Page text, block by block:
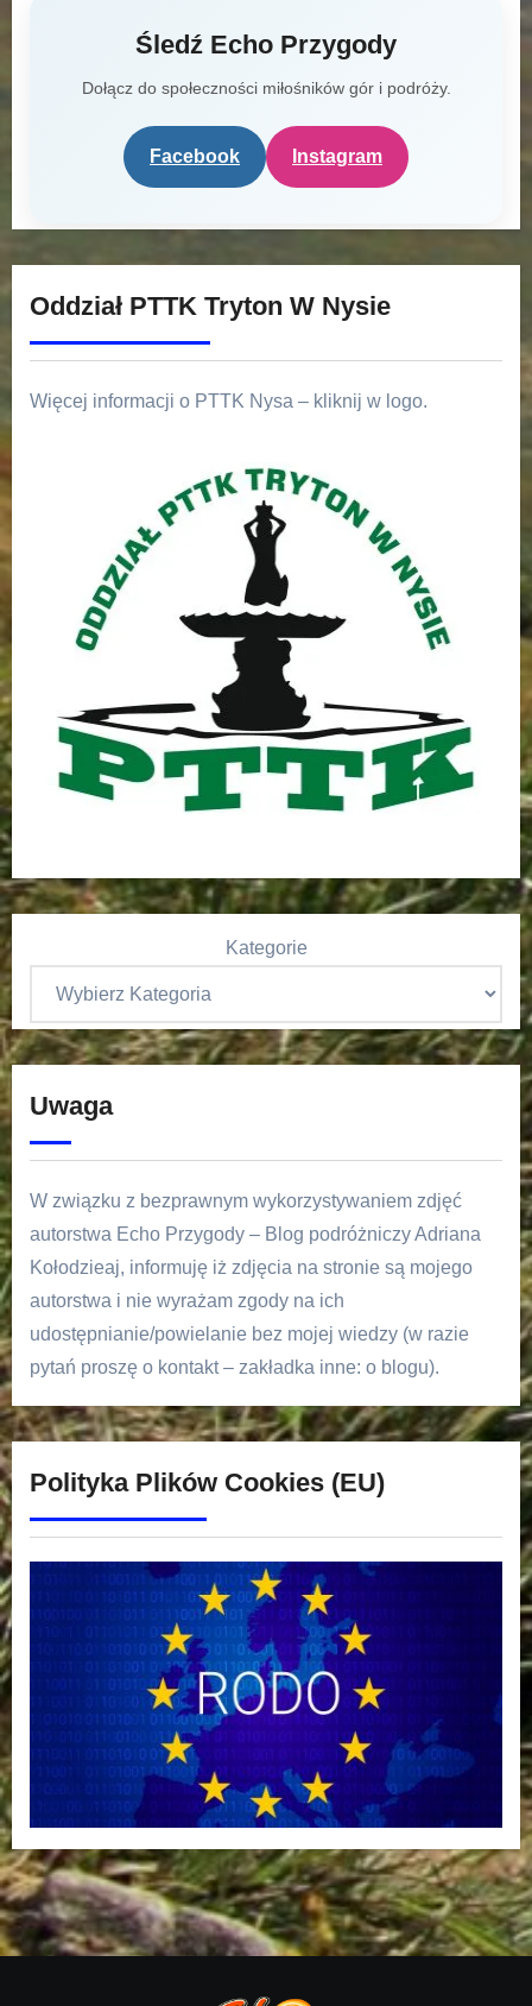
Śledź Echo Przygody
Dołącz do społeczności miłośników gór i podróży.
Facebook Instagram
Oddział PTTK Tryton W Nysie
Więcej informacji o PTTK Nysa – kliknij w logo.
Kategorie
Uwaga
W związku z bezprawnym wykorzystywaniem zdjęć
autorstwa Echo Przygody – Blog podróżniczy Adriana
Kołodzieaj, informuję iż zdjęcia na stronie są mojego
autorstwa i nie wyrażam zgody na ich
udostępnianie/powielanie bez mojej wiedzy (w razie
pytań proszę o kontakt – zakładka inne: o blogu).
Polityka Plików Cookies (EU)